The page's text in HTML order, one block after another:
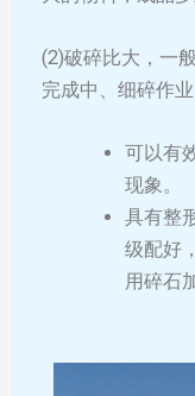
(2)破碎比大，一
完成中、细碎作
可以有
现象。
具有整
级配好
用碎石